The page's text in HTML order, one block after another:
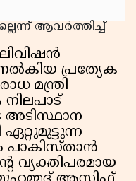
ആവർത്തിച്ച്
പ്രത്യേക
മന്ത്രി
അടിസ്ഥാന
പാകിസ്താൻ
വ്യക്തിപരമായ